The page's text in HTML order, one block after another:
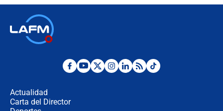
Álvaro Uribe asistirá a la posesión y
Actualidad
Carta del Director